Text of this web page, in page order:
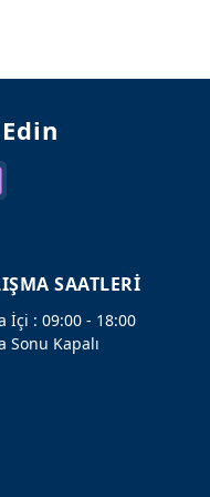
SAATLERİ
İçi : 09:00 - 18:00
Sonu Kapalı